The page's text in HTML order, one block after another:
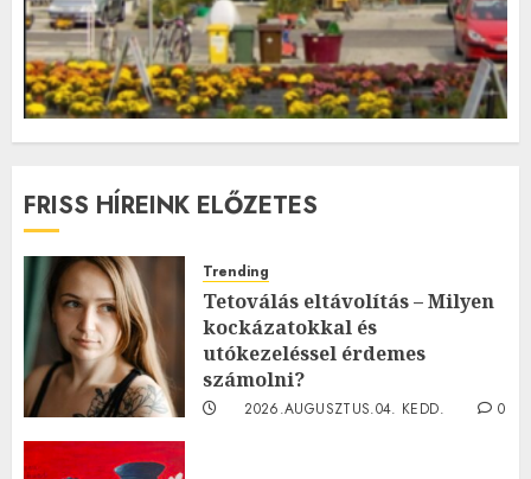
FRISS HÍREINK ELŐZETES
Trending
Tetoválás eltávolítás – Milyen
kockázatokkal és
utókezeléssel érdemes
számolni?
2026.AUGUSZTUS.04. KEDD.
0